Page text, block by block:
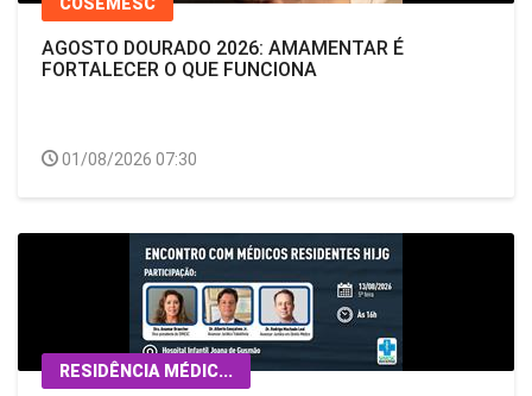
COSEMESC
AGOSTO DOURADO 2026: AMAMENTAR É
FORTALECER O QUE FUNCIONA
01/08/2026 07:30
RESIDÊNCIA MÉDIC...